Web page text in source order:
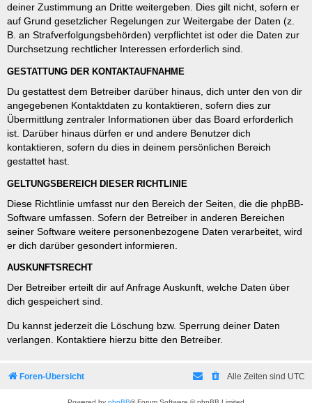
deiner Zustimmung an Dritte weitergeben. Dies gilt nicht, sofern er
auf Grund gesetzlicher Regelungen zur Weitergabe der Daten (z.
B. an Strafverfolgungsbehörden) verpflichtet ist oder die Daten zur
Durchsetzung rechtlicher Interessen erforderlich sind.
GESTATTUNG DER KONTAKTAUFNAHME
Du gestattest dem Betreiber darüber hinaus, dich unter den von dir
angegebenen Kontaktdaten zu kontaktieren, sofern dies zur
Übermittlung zentraler Informationen über das Board erforderlich
ist. Darüber hinaus dürfen er und andere Benutzer dich
kontaktieren, sofern du dies in deinem persönlichen Bereich
gestattet hast.
GELTUNGSBEREICH DIESER RICHTLINIE
Diese Richtlinie umfasst nur den Bereich der Seiten, die die phpBB-
Software umfassen. Sofern der Betreiber in anderen Bereichen
seiner Software weitere personenbezogene Daten verarbeitet, wird
er dich darüber gesondert informieren.
AUSKUNFTSRECHT
Der Betreiber erteilt dir auf Anfrage Auskunft, welche Daten über
dich gespeichert sind.
Du kannst jederzeit die Löschung bzw. Sperrung deiner Daten
verlangen. Kontaktiere hierzu bitte den Betreiber.
Foren-Übersicht Alle Zeiten sind UTC